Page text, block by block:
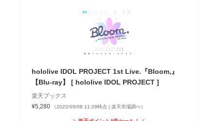
hololive IDOL PROJECT 1st Live.『Bloom,』
【Blu-ray】 [ hololive IDOL PROJECT ]
楽天ブックス
¥5,280
（2022/05/08 11:29時点 | 楽天市場調べ）